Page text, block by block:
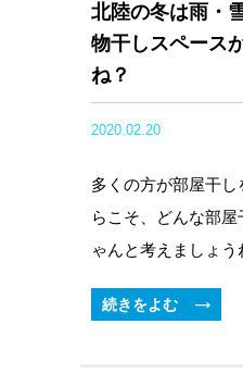
北陸の冬は雨・
物干しスペース
ね？
2020.02.20
多くの方が部屋干
らこそ、どんな部
ゃんと考えましょう
続きをよむ